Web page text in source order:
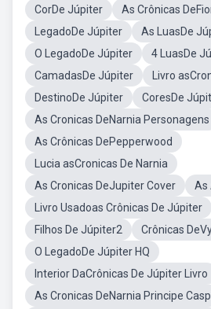
CorDe Júpiter
As Crônicas
LegadoDe Júpiter
As LuasDe
O LegadoDe Júpiter
4 LuasDe
CamadasDe Júpiter
Livro
DestinoDe Júpiter
CoresDe
As Cronicas DeNarnia Personagens
As Crônicas DePepperwood
Lucia asCronicas De Narnia
As Cronicas DeJupiter Cover
As
Livro Usadoas Crônicas De Júpiter
Filhos De Júpiter2
Crônicas
O LegadoDe Júpiter HQ
Interior DaCrônicas De Júpiter Livro
As Cronicas DeNarnia Principe